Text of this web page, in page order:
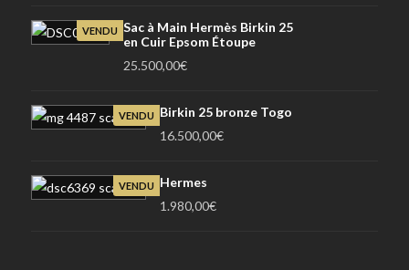
VENDU Sac à Main Hermès Birkin 25
en Cuir Epsom Étoupe
25.500,00€
VENDU
Birkin 25 bronze Togo
16.500,00€
VENDU
Hermes
1.980,00€